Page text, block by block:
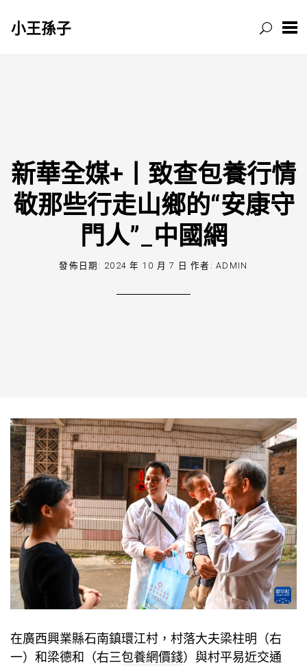
小王孫子
新華全媒+丨致查包養行情
敬那些行走山鄉的“安康守
門人”_中國網
發佈日期: 2024 年 10 月 7 日 作者:ADMIN
在廣西興業縣石南鎮環江村，村落大夫梁柱明（右
一）和梁德和（右三包養網價錢）與村平易近交通